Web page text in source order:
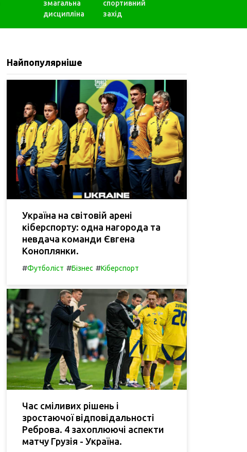
змагальна
дисципліна
спортивний
захід
Найпопулярніше
Україна на світовій арені
кіберспорту: одна нагорода та
невдача команди Євгена
Коноплянки.
#Футболіст #Бізнес #Кіберспорт
Час сміливих рішень і
зростаючої відповідальності
Реброва. 4 захоплюючі аспекти
матчу Грузія - Україна.